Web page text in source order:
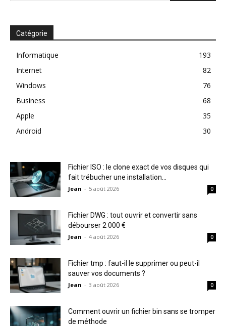
Catégorie
Informatique
193
Internet
82
Windows
76
Business
68
Apple
35
Android
30
Fichier ISO : le clone exact de vos disques qui
fait trébucher une installation...
Jean - 5 août 2026 0
Fichier DWG : tout ouvrir et convertir sans
débourser 2 000 €
Jean - 4 août 2026 0
Fichier tmp : faut-il le supprimer ou peut-il
sauver vos documents ?
Jean - 3 août 2026 0
Comment ouvrir un fichier bin sans se tromper
de méthode